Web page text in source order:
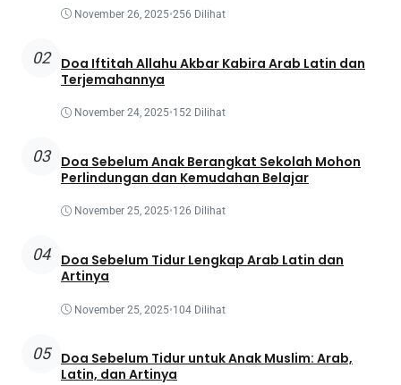
November 26, 2025•256 Dilihat
02
Doa Iftitah Allahu Akbar Kabira Arab Latin dan
Terjemahannya
November 24, 2025•152 Dilihat
03
Doa Sebelum Anak Berangkat Sekolah Mohon
Perlindungan dan Kemudahan Belajar
November 25, 2025•126 Dilihat
04
Doa Sebelum Tidur Lengkap Arab Latin dan
Artinya
November 25, 2025•104 Dilihat
05
Doa Sebelum Tidur untuk Anak Muslim: Arab,
Latin, dan Artinya